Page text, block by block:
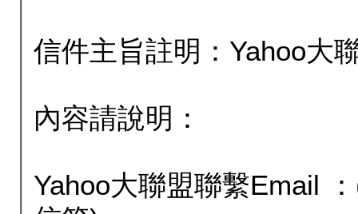
信件主旨註明：Yahoo大
內容請說明：
Yahoo大聯盟聯繫Email